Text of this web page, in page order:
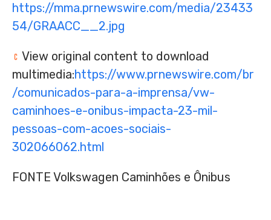
https://mma.prnewswire.com/media/23433
54/GRAACC__2.jpg
View original content to download
multimedia:https://www.prnewswire.com/br
/comunicados-para-a-imprensa/vw-
caminhoes-e-onibus-impacta-23-mil-
pessoas-com-acoes-sociais-
302066062.html
FONTE Volkswagen Caminhões e Ônibus